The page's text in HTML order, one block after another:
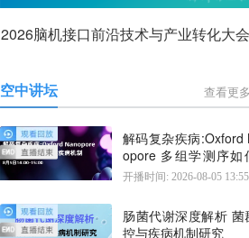
2026脑机接口前沿技术与产业转化大会
空中讲坛 查看更多
解码复杂疾病:Oxford
opore 多组学测序如
示疾病机制
开播时间: 2026-08-05 13:55
肠菌代谢深度解析 菌
控与疾病机制研究